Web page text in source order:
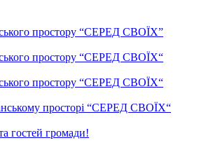
простору “СЕРЕД СВОЇХ”
простору “СЕРЕД СВОЇХ“
простору “СЕРЕД СВОЇХ“
просторі “СЕРЕД СВОЇХ“
гостей громади!